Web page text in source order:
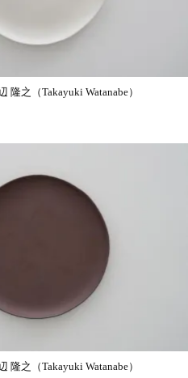
隆之（Takayuki Watanabe）
隆之（Takayuki Watanabe）